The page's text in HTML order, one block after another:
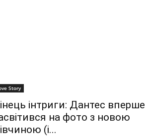
Story
інтриги: Дантес вперше
на фото з новою
(і...